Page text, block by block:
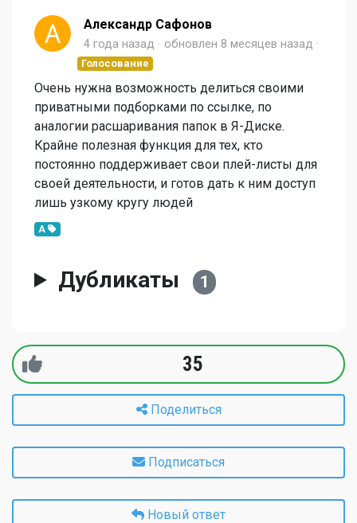
Александр Сафонов
4 года назад обновлен 8 месяцев назад
Голосование
Очень нужна возможность делиться своими
приватными подборками по ссылке, по
аналогии расшаривания папок в Я-Диске.
Крайне полезная функция для тех, кто
постоянно поддерживает свои плей-листы для
своей деятельности, и готов дать к ним доступ
лишь узкому кругу людей
A
Дубликаты 1
35
Поделиться
Подписаться
Новый ответ